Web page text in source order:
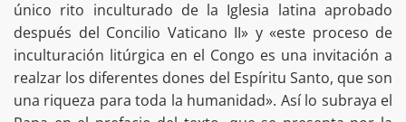
único rito inculturado de la Iglesia latina aprobado
después del Concilio Vaticano II» y «este proceso de
inculturación litúrgica en el Congo es una invitación a
realzar los diferentes dones del Espíritu Santo, que son
una riqueza para toda la humanidad». Así lo subraya el